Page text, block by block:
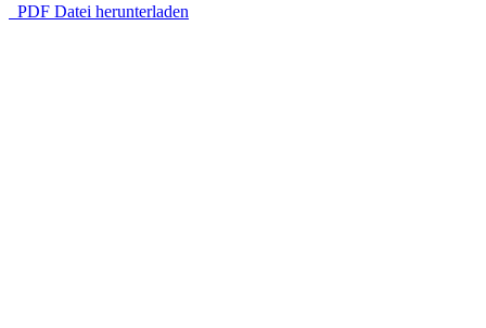
PDF Datei herunterladen